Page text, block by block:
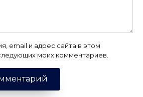
email и адрес сайта в этом
моих комментариев.